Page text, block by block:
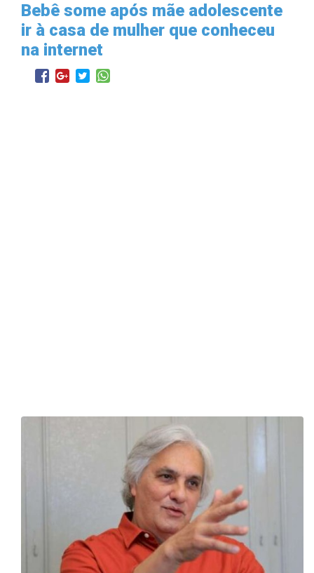
Bebê some após mãe adolescente
ir à casa de mulher que conheceu
na internet